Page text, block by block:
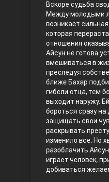
Любовь
Воскресший
Вскоре судьба
Между молодыми
возникает
которая
отношения
Айсун не готова
вмешиваться в
преследуя
ближе Бахар
гибели отца, тем
выходит наружу.
бороться сразу на
защищать свои
раскрывать
изменило все. Но
разоблачить
играет человек,
добиваться